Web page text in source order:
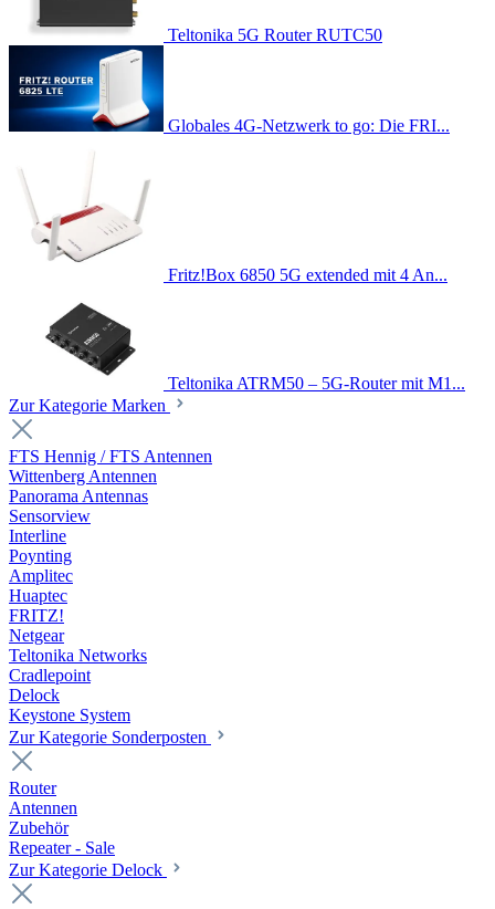
Teltonika 5G Router RUTC50
Globales 4G-Netzwerk to go: Die FRI...
Fritz!Box 6850 5G extended mit 4 An...
Teltonika ATRM50 – 5G-Router mit M1...
Zur Kategorie Marken
FTS Hennig / FTS Antennen
Wittenberg Antennen
Panorama Antennas
Sensorview
Interline
Poynting
Amplitec
Huaptec
FRITZ!
Netgear
Teltonika Networks
Cradlepoint
Delock
Keystone System
Zur Kategorie Sonderposten
Router
Antennen
Zubehör
Repeater - Sale
Zur Kategorie Delock